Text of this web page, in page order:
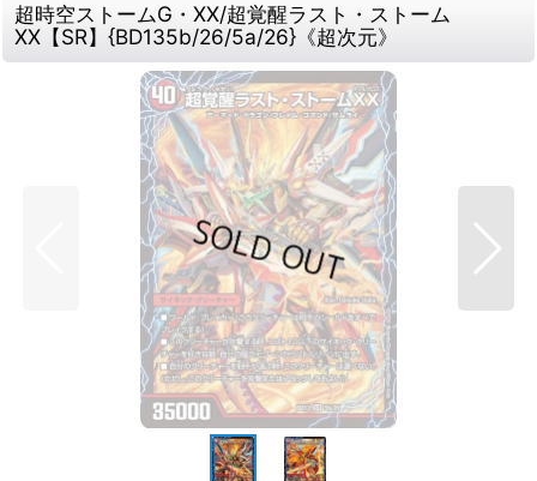
超時空ストームG・XX/超覚醒ラスト・ストーム
XX【SR】{BD135b/26/5a/26}《超次元》